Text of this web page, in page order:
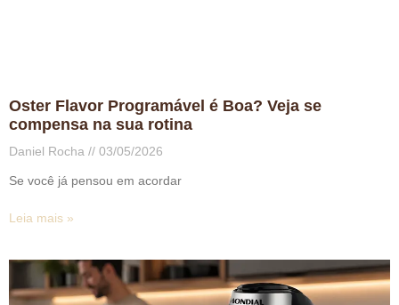
Oster Flavor Programável é Boa? Veja se
compensa na sua rotina
Daniel Rocha 03/05/2026
Se você já pensou em acordar
Leia mais »